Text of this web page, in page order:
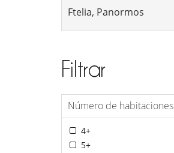
Filtrar
Número de habitaciones
4+
5+